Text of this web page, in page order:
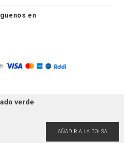
verde
legal
de promociones
y comercio colombia
en